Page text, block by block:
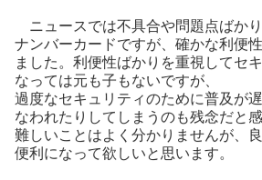
ニュースでは不具合や問題点ばか
ナンバーカードですが、確かな利便
ました。利便性ばかりを重視してセ
なっては元も子もないですが、
過度なセキュリティのために普及が
なわれたりしてしまうのも残念だと感
難しいことはよく分かりませんが、
便利になって欲しいと思います。